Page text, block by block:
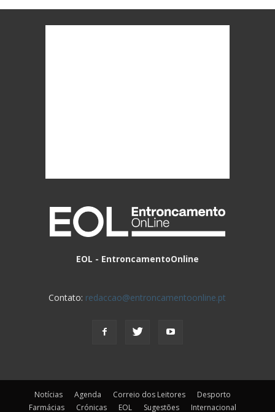
EOL - EntroncamentoOnline
Contato: redaccao@entroncamentoonline.pt
Notícias Agenda Correio dos Leitores
Desporto
Farmácias
Crónicas EOL Sugestões Internacional